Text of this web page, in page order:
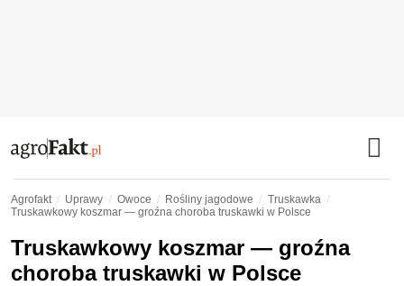
Agrofakt Uprawy Owoce Rośliny jagodowe
Truskawka
Truskawkowy koszmar — groźna choroba truskawki w Polsce
Truskawkowy koszmar — groźna
choroba truskawki w Polsce